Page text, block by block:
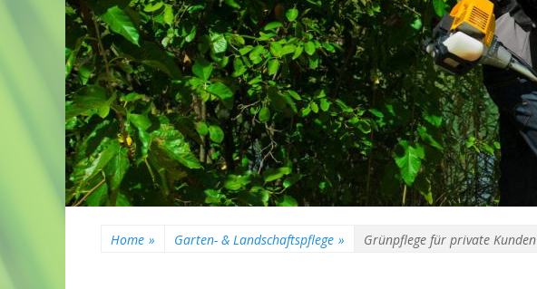
Home » Garten- & Landschaftspflege » Grünpflege für private Kunden